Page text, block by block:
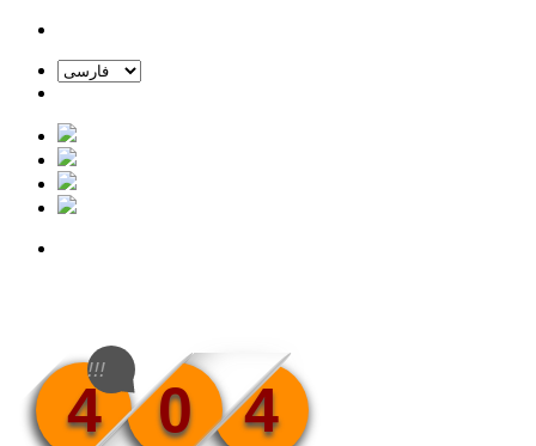
4 0 4
!!!